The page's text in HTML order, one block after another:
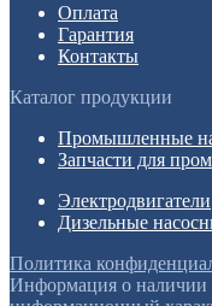
Оплата
Гарантия
Контакты
Каталог продукции
Промышленные
Запчасти для
Электродвигатели
Дизельные
Политика
Информация о наличии